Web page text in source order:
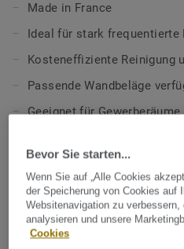
Heterogene Bodenbeläge
Made in France
Ideal für stark frequentierte
Kosteneffiziente Reinigung
Passende Wandbeläge
Geeignet für Gewerberäume
TECHNISCHE DATEN
Produktart:Heterogener PVC
Nutzungsklasse
Bevor Sie starten...
Wenn Sie auf „Alle Cookies
der Speicherung von Cookies auf
Websitenavigation zu
analysieren und unsere
Cookies